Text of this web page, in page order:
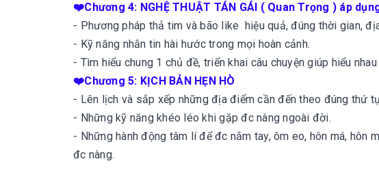
❤️Chương 4: NGHỆ THUẬT TÁN GÁI ( Quan Trọng ) áp
- Phương pháp thả tim và bão like hiệu quả, đúng thời gian,
- Kỹ năng nhắn tin hài hước trong mọi hoàn cảnh.
- Tìm hiểu chung 1 chủ đề, triển khai câu chuyện giúp hiểu nhau
❤️Chương 5: KỊCH BẢN HẸN HÒ
- Lên lịch và sắp xếp những địa điểm cần đến theo đúng thứ
- Những kỹ năng khéo léo khi gặp đc nàng ngoài đời.
- Những hành động tâm lí để đc nắm tay, ôm eo, hôn má, hôn
đc nàng.